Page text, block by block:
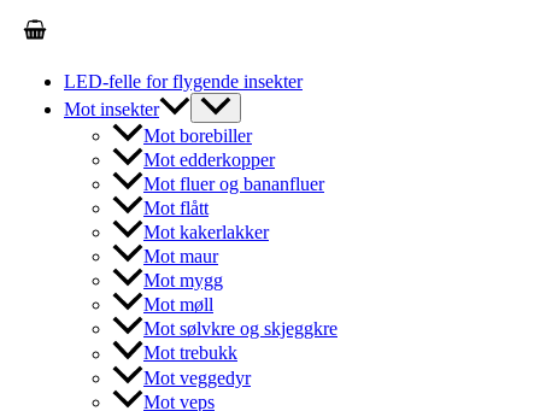
LED-felle for flygende insekter
Mot insekter
Mot borebiller
Mot edderkopper
Mot fluer og bananfluer
Mot flått
Mot kakerlakker
Mot maur
Mot mygg
Mot møll
Mot sølvkre og skjeggkre
Mot trebukk
Mot veggedyr
Mot veps